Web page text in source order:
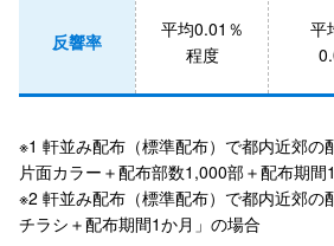
反響率
平均0.01％
程度
平
※1 軒並み配布（標準配布）で都内近郊の
片面カラー＋配布部数1,000部＋配布期間
※2 軒並み配布（標準配布）で都内近郊の
チラシ＋配布期間1か月」の場合